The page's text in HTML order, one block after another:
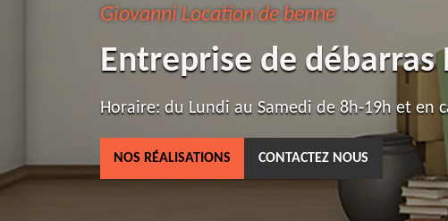
Giovanni Location de benne
Entreprise de
Horaire: du Lundi au Samedi de 8h-19h et en
NOS RÉALISATIONS CONTACTEZ NOUS